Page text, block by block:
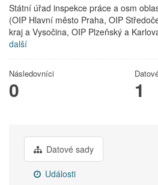
Státní úřad inspekce práce a osm
(OIP Hlavní město Praha, OIP
kraj a Vysočina, OIP Plzeňský a
další
Následovníci
0 1
Datové sady
Události